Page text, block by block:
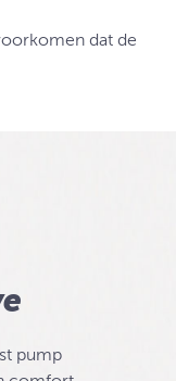
dat de
pump